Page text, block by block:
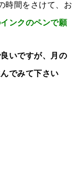
時間をさけて、お
ンクのペンで願
いですが、月の
でみて下さい